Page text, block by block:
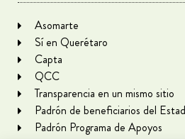
Asomarte
Sí en Querétaro
Capta
QCC
Transparencia en un mismo sitio
Padrón de beneficiarios del
Padrón Programa de Apoyos